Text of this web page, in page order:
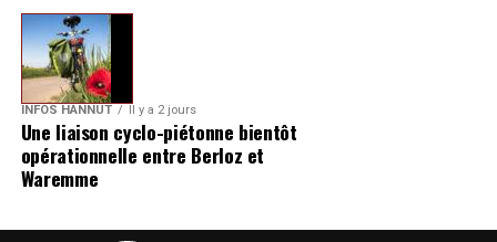
INFOS HANNUT Il y a 2 jours
Une liaison cyclo-piétonne bientôt
opérationnelle entre Berloz et
Waremme